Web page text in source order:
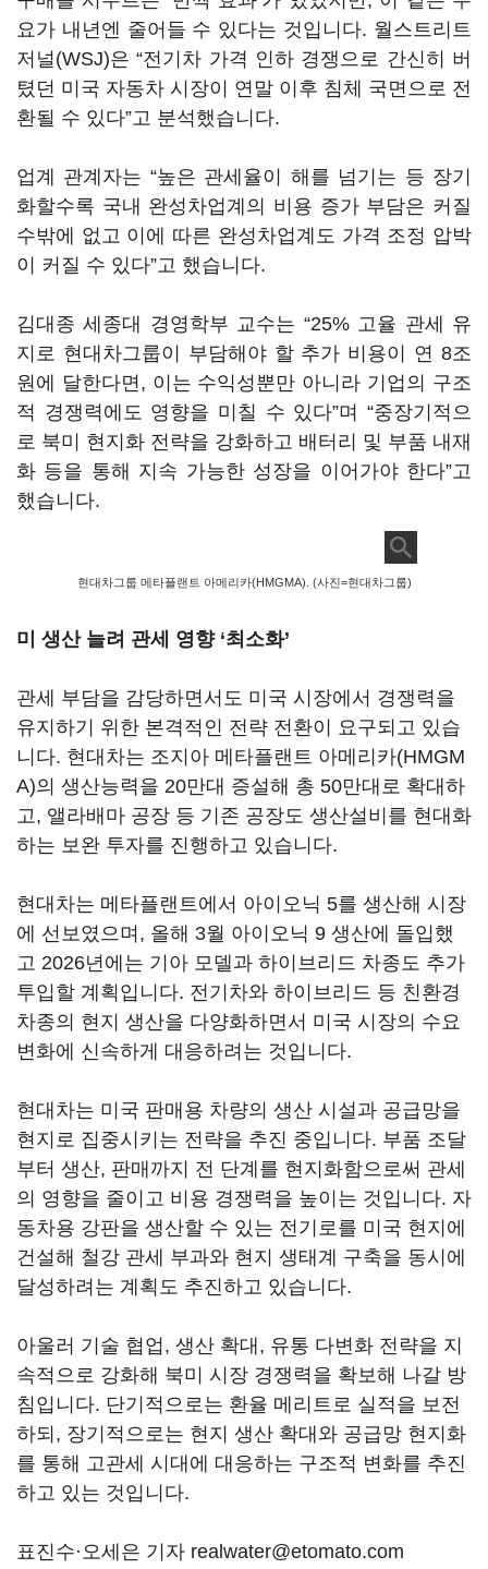
요가 내년엔 줄어들 수 있다는 것입니다. 월스트리트
저널(WSJ)은 “전기차 가격 인하 경쟁으로 간신히 버
텼던 미국 자동차 시장이 연말 이후 침체 국면으로 전
환될 수 있다”고 분석했습니다.
업계 관계자는 “높은 관세율이 해를 넘기는 등 장기
화할수록 국내 완성차업계의 비용 증가 부담은 커질
수밖에 없고 이에 따른 완성차업계도 가격 조정 압박
이 커질 수 있다”고 했습니다.
김대종 세종대 경영학부 교수는 “25% 고율 관세 유
지로 현대차그룹이 부담해야 할 추가 비용이 연 8조
원에 달한다면, 이는 수익성뿐만 아니라 기업의 구조
적 경쟁력에도 영향을 미칠 수 있다”며 “중장기적으
로 북미 현지화 전략을 강화하고 배터리 및 부품 내재
화 등을 통해 지속 가능한 성장을 이어가야 한다”고
했습니다.
현대차그룹 메타플랜트 아메리카(HMGMA). (사진=현대차그룹)
미 생산 늘려 관세 영향 ‘최소화’
관세 부담을 감당하면서도 미국 시장에서 경쟁력을
유지하기 위한 본격적인 전략 전환이 요구되고 있습
니다. 현대차는 조지아 메타플랜트 아메리카(HMGM
A)의 생산능력을 20만대 증설해 총 50만대로 확대하
고, 앨라배마 공장 등 기존 공장도 생산설비를 현대화
하는 보완 투자를 진행하고 있습니다.
현대차는 메타플랜트에서 아이오닉 5를 생산해 시장
에 선보였으며, 올해 3월 아이오닉 9 생산에 돌입했
고 2026년에는 기아 모델과 하이브리드 차종도 추가
투입할 계획입니다. 전기차와 하이브리드 등 친환경
차종의 현지 생산을 다양화하면서 미국 시장의 수요
변화에 신속하게 대응하려는 것입니다.
현대차는 미국 판매용 차량의 생산 시설과 공급망을
현지로 집중시키는 전략을 추진 중입니다. 부품 조달
부터 생산, 판매까지 전 단계를 현지화함으로써 관세
의 영향을 줄이고 비용 경쟁력을 높이는 것입니다. 자
동차용 강판을 생산할 수 있는 전기로를 미국 현지에
건설해 철강 관세 부과와 현지 생태계 구축을 동시에
달성하려는 계획도 추진하고 있습니다.
아울러 기술 협업, 생산 확대, 유통 다변화 전략을 지
속적으로 강화해 북미 시장 경쟁력을 확보해 나갈 방
침입니다. 단기적으로는 환율 메리트로 실적을 보전
하되, 장기적으로는 현지 생산 확대와 공급망 현지화
를 통해 고관세 시대에 대응하는 구조적 변화를 추진
하고 있는 것입니다.
표진수·오세은 기자 realwater@etomato.com